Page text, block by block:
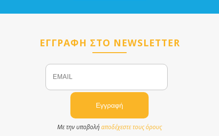
ΕΓΓΡΑΦΗ ΣΤΟ NEWSLETTER
Email
Με την υποβολήαποδέχεστε τους όρους